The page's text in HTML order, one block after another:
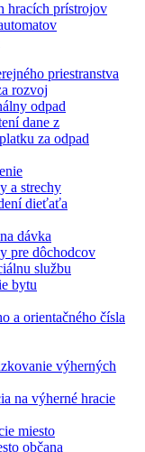
hracích prístrojov
priestranstva
rozvoj
odpad
dane z
za odpad
a strechy
dieťaťa
dávka
pre dôchodcov
službu
bytu
a orientačného čísla
výherných
na výherné hracie
miesto
občana